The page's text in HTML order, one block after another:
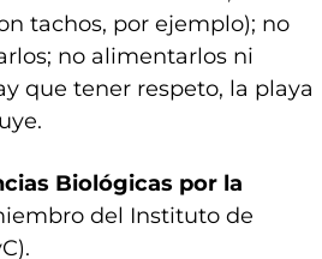
tachos, por ejemplo); no
no alimentarlos ni
que tener respeto, la playa
Biológicas por la
del Instituto de